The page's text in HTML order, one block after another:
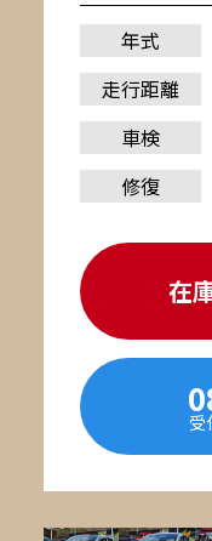
年式
走行距離
車検
修復
在
受